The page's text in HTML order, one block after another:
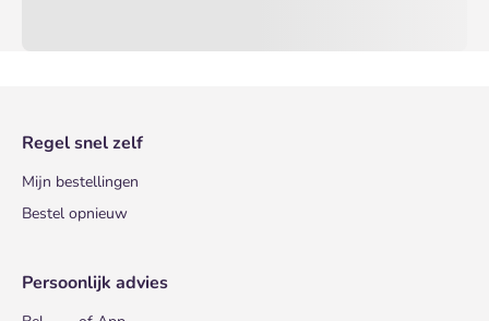
Regel snel zelf
Mijn bestellingen
Bestel opnieuw
Persoonlijk advies